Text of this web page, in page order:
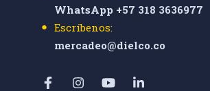
WhatsApp +57 318 3636977
Escríbenos:
mercadeo@dielco.co